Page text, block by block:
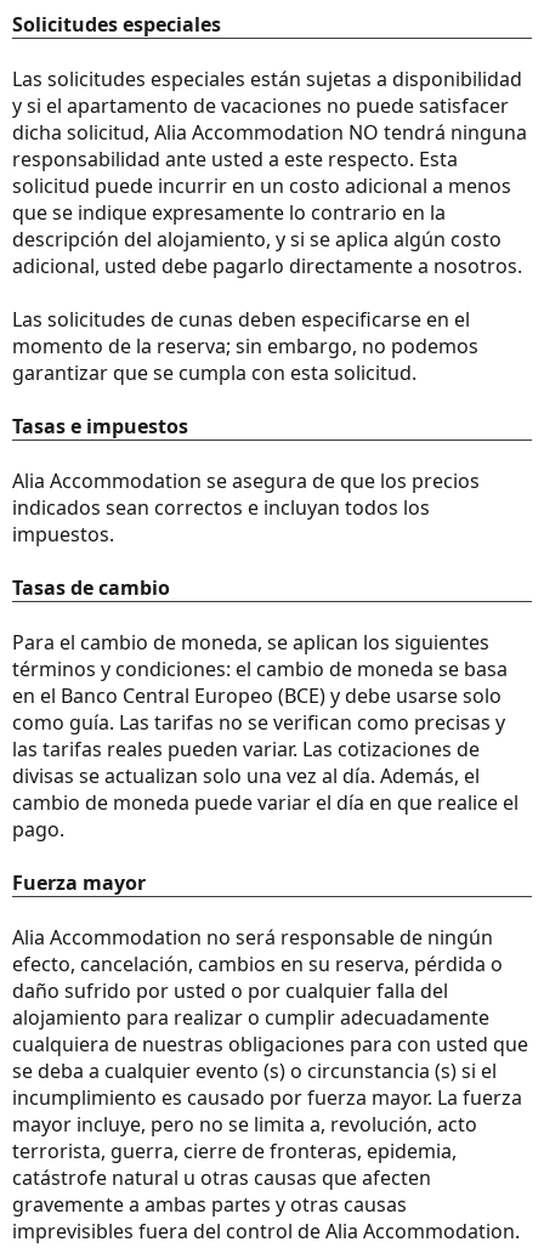
Solicitudes especiales
Las solicitudes especiales están sujetas a disponibilidad
y si el apartamento de vacaciones no puede satisfacer
dicha solicitud, Alia Accommodation NO tendrá ninguna
responsabilidad ante usted a este respecto. Esta
solicitud puede incurrir en un costo adicional a menos
que se indique expresamente lo contrario en la
descripción del alojamiento, y si se aplica algún costo
adicional, usted debe pagarlo directamente a nosotros.
Las solicitudes de cunas deben especificarse en el
momento de la reserva; sin embargo, no podemos
garantizar que se cumpla con esta solicitud.
Tasas e impuestos
Alia Accommodation se asegura de que los precios
indicados sean correctos e incluyan todos los
impuestos.
Tasas de cambio
Para el cambio de moneda, se aplican los siguientes
términos y condiciones: el cambio de moneda se basa
en el Banco Central Europeo (BCE) y debe usarse solo
como guía. Las tarifas no se verifican como precisas y
las tarifas reales pueden variar. Las cotizaciones de
divisas se actualizan solo una vez al día. Además, el
cambio de moneda puede variar el día en que realice el
pago.
Fuerza mayor
Alia Accommodation no será responsable de ningún
efecto, cancelación, cambios en su reserva, pérdida o
daño sufrido por usted o por cualquier falla del
alojamiento para realizar o cumplir adecuadamente
cualquiera de nuestras obligaciones para con usted que
se deba a cualquier evento (s) o circunstancia (s) si el
incumplimiento es causado por fuerza mayor. La fuerza
mayor incluye, pero no se limita a, revolución, acto
terrorista, guerra, cierre de fronteras, epidemia,
catástrofe natural u otras causas que afecten
gravemente a ambas partes y otras causas
imprevisibles fuera del control de Alia Accommodation.